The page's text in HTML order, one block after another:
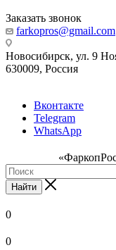
Заказать звонок
farkopros@gmail.com
Новосибирск, ул. 9
630009, Россия
Вконтакте
Telegram
WhatsApp
Найти
0
0